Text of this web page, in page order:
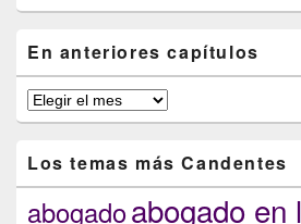
En anteriores capítulos
En
anteriores
Los temas más Candentes
abogadoabogado en